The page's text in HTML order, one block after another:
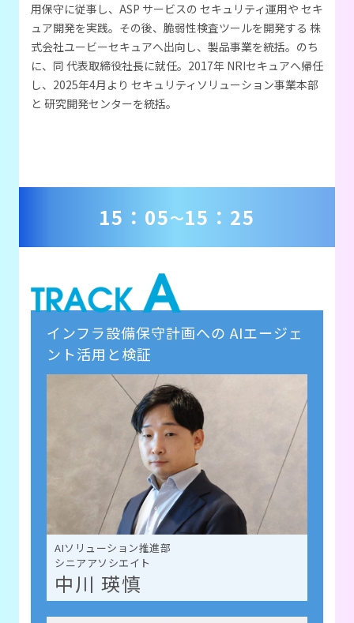
用保守に従事し、 ASP サービスの セキュリティ運用や セキ
ュア開発を実践。 その後、脆弱性検査ツールを開発する 株
式会社ユービーセキュアへ出向し、 製品事業を統括。のち
に、同 代表取締役社長に就任。 2017年 NRIセキュアへ帰任
し、2025年4月より セキュリティソリューション事業本部
と 研究開発センターを統括。
15：05～15：25
インフラ設備保守計画への AIエージェ
ント活用と検証
AIソリューション推進部
シニアアソシエイト
中川 瑛慎